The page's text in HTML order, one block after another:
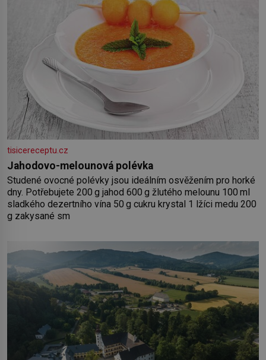
tisicereceptu.cz
Jahodovo-melounová polévka
Studené ovocné polévky jsou ideálním osvěžením pro horké
dny. Potřebujete 200 g jahod 600 g žlutého melounu 100 ml
sladkého dezertního vína 50 g cukru krystal 1 lžíci medu 200
g zakysané sm